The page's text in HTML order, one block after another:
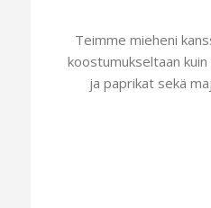
Teimme mieheni
koostumukseltaan
ja paprikat sekä